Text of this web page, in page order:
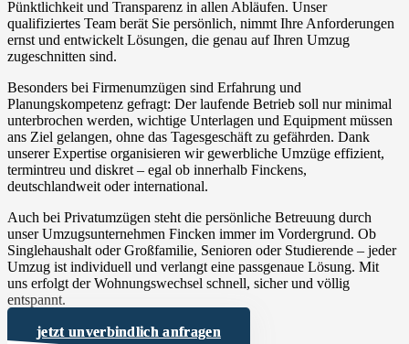
Pünktlichkeit und Transparenz in allen Abläufen. Unser
qualifiziertes Team berät Sie persönlich, nimmt Ihre Anforderungen
ernst und entwickelt Lösungen, die genau auf Ihren Umzug
zugeschnitten sind.
Besonders bei Firmenumzügen sind Erfahrung und
Planungskompetenz gefragt: Der laufende Betrieb soll nur minimal
unterbrochen werden, wichtige Unterlagen und Equipment müssen
ans Ziel gelangen, ohne das Tagesgeschäft zu gefährden. Dank
unserer Expertise organisieren wir gewerbliche Umzüge effizient,
termintreu und diskret – egal ob innerhalb Finckens,
deutschlandweit oder international.
Auch bei Privatumzügen steht die persönliche Betreuung durch
unser Umzugsunternehmen Fincken immer im Vordergrund. Ob
Singlehaushalt oder Großfamilie, Senioren oder Studierende – jeder
Umzug ist individuell und verlangt eine passgenaue Lösung. Mit
uns erfolgt der Wohnungswechsel schnell, sicher und völlig
entspannt.
jetzt unverbindlich anfragen